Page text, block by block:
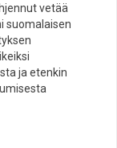
vetää
suomalaisen
ja etenkin